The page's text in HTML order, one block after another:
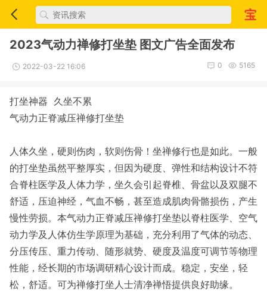
2023气动力禅修打坐垫 图文广告全面发布
2022-03-22 16:06 5165
0
打坐神器 久坐不累
气动力正脊减压禅修打坐垫
人体久坐，硬则伤肉，软则伤骨！坐禅修行也是如此。一般
的打坐垫虽然平整厚实，但因为硬度、弹性和结构设计不符
合脊柱医学及人体力学，坐久会引起脊椎、骨盆以及双腿不
舒适，压迫神经，气血不畅，甚至造成肌肉骨骼损伤，产生
慢性劳损。本气动力正脊减压禅修打坐垫以脊柱医学、空气
动力学及人体仿生学原理为基础，充分利用了气体的动态、
分压传压、重力传动、随形就势、硬度及温度可调节等物理
性能，经长期的市场调研精心设计而成。稳定，安坐，轻
松，舒适。可为禅修打坐人士清净禅悟提供良好助缘。